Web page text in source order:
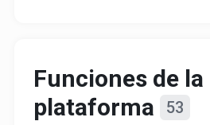
Funciones de la
plataforma
53